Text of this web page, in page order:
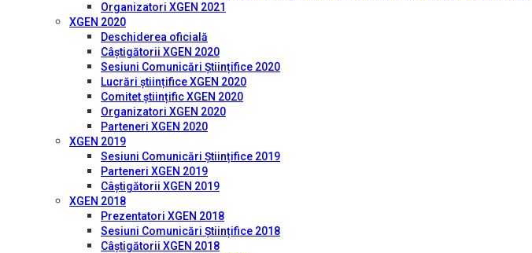
Organizatori XGEN 2021
XGEN 2020
Deschiderea oficială
Câștigătorii XGEN 2020
Sesiuni Comunicări Științifice 2020
Lucrări științifice XGEN 2020
Comitet științific XGEN 2020
Organizatori XGEN 2020
Parteneri XGEN 2020
XGEN 2019
Sesiuni Comunicări Științifice 2019
Parteneri XGEN 2019
Câștigătorii XGEN 2019
XGEN 2018
Prezentatori XGEN 2018
Sesiuni Comunicări Științifice 2018
Câștigătorii XGEN 2018